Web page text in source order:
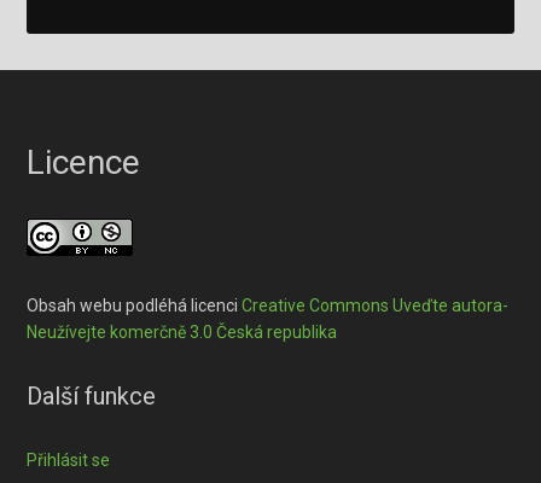
Licence
Obsah webu podléhá licenciCreative Commons Uveďte autora-
Neužívejte komerčně 3.0 Česká republika
Další funkce
Přihlásit se